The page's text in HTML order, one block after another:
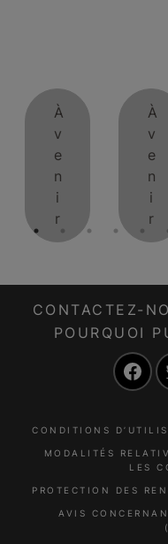
À
v
e
n
i
r
À
v
e
n
i
r
CONTACTEZ-
POURQUOI
CONDITIONS
MODALITÉS
LES
PROTECTION DES
AVIS